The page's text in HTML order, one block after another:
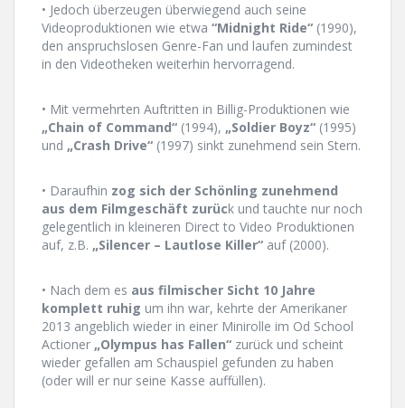
• Jedoch überzeugen überwiegend auch seine
Videoproduktionen wie etwa “Midnight Ride“ (1990),
den anspruchslosen Genre-Fan und laufen zumindest
in den Videotheken weiterhin hervorragend.
• Mit vermehrten Auftritten in Billig-Produktionen wie
„Chain of Command“ (1994), „Soldier Boyz“ (1995)
und „Crash Drive“ (1997) sinkt zunehmend sein Stern.
• Daraufhin zog sich der Schönling zunehmend
aus dem Filmgeschäft zurück und tauchte nur noch
gelegentlich in kleineren Direct to Video Produktionen
auf, z.B. „Silencer – Lautlose Killer“ auf (2000).
• Nach dem es aus filmischer Sicht 10 Jahre
komplett ruhig um ihn war, kehrte der Amerikaner
2013 angeblich wieder in einer Minirolle im Od School
Actioner „Olympus has Fallen“ zurück und scheint
wieder gefallen am Schauspiel gefunden zu haben
(oder will er nur seine Kasse auffüllen).